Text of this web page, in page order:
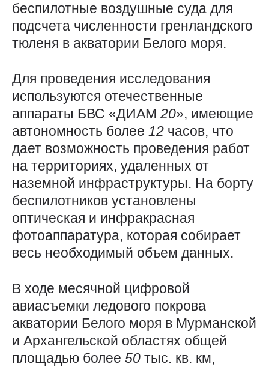
беспилотные воздушные суда для
подсчета численности гренландского
тюленя в акватории Белого моря.
Для проведения исследования
используются отечественные
аппараты БВС «ДИАМ 20», имеющие
автономность более 12 часов, что
дает возможность проведения работ
на территориях, удаленных от
наземной инфраструктуры. На борту
беспилотников установлены
оптическая и инфракрасная
фотоаппаратура, которая собирает
весь необходимый объем данных.
В ходе месячной цифровой
авиасъемки ледового покрова
акватории Белого моря в Мурманской
и Архангельской областях общей
площадью более 50 тыс. кв. км,